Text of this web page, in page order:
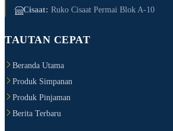
Cisaat: Ruko Cisaat Permai Blok A-10
TAUTAN CEPAT
Beranda Utama
Produk Simpanan
Produk Pinjaman
Berita Terbaru